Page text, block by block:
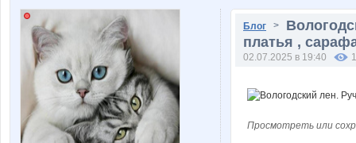
Блог >
платья ,
02.07.2025 в 19:40
Просмотреть или